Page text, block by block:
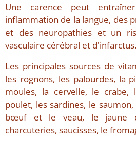
Une carence peut
inflammation de la langue, des
et des neuropathies et un
vasculaire cérébral et d'infarctus.
Les principales sources de
les rognons, les palourdes, la
moules, la cervelle, le
poulet, les sardines, le
bœuf et le veau, le jaune
charcuteries, saucisses, le